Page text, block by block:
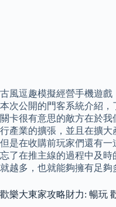
古風逗趣模擬經營手機遊
本次公開的門客系統介紹
關卡很有意思的敵方在於
行產業的擴張，並且在擴大
但是在收購前玩家們還有
忘了在推主線的過程中及
就越多，也就能夠擁有足夠
歡樂大東家攻略財力: 暢玩